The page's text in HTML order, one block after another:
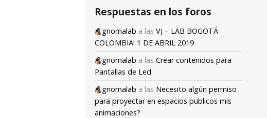
Respuestas en los foros
gnomalab a las VJ – LAB BOGOTÁ
COLOMBIA! 1 DE ABRIL 2019
gnomalab a las Crear contenidos para
Pantallas de Led
gnomalab a las Necesito algún permiso
para proyectar en espacios publicos mis
animaciones?